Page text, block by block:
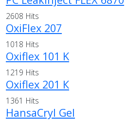
2608 Hits
OxiFlex 207
1018 Hits
Oxiflex 101 K
1219 Hits
Oxiflex 201 К
1361 Hits
HansaCryl Gel